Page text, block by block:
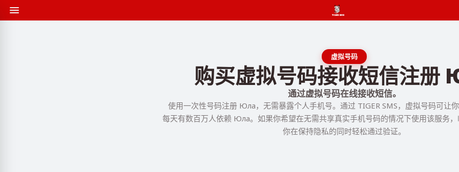
虚拟号码
购买虚拟号码接收短信注册
通过虚拟号码在线接收短信。
使用一次性号码注册 Юла，无需暴露个人手机号。通过 TIGER SMS，虚拟号码可让
每天有数百万人依赖 Юла。如果你希望在无需共享真实手机号码的情况下使用该服务
你在保持隐私的同时轻松通过验证。